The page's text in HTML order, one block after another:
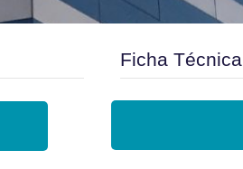
Ficha Técnica